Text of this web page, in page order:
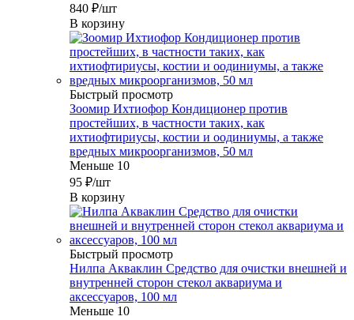
840 ₽/шт
В корзину
Быстрый просмотр
Зоомир Ихтиофор Кондиционер против
простейших, в частности таких, как
ихтиофтириусы, костии и оодиниумы, а также
вредных микроорганизмов, 50 мл
Меньше 10
95 ₽/шт
В корзину
Быстрый просмотр
Нилпа Акваклин Средство для очистки внешней и
внутренней сторон стекол аквариума и
аксессуаров, 100 мл
Меньше 10